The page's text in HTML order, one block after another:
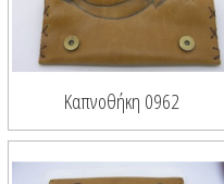
Καπνοθήκη 0962